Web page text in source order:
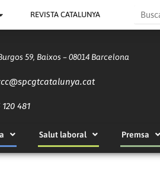
REVISTA CATALUNYA Search
59, Baixos – 08014 Barcelona
spcgtcatalunya.cat
120 481
Salut laboral Premsa